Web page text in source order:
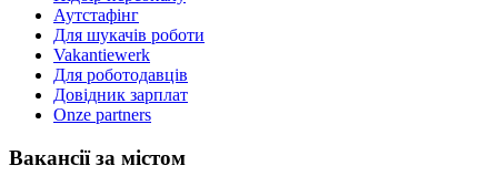
Аутстафінг
Для шукачів роботи
Vakantiewerk
Для роботодавців
Довідник зарплат
Onze partners
Вакансії за містом